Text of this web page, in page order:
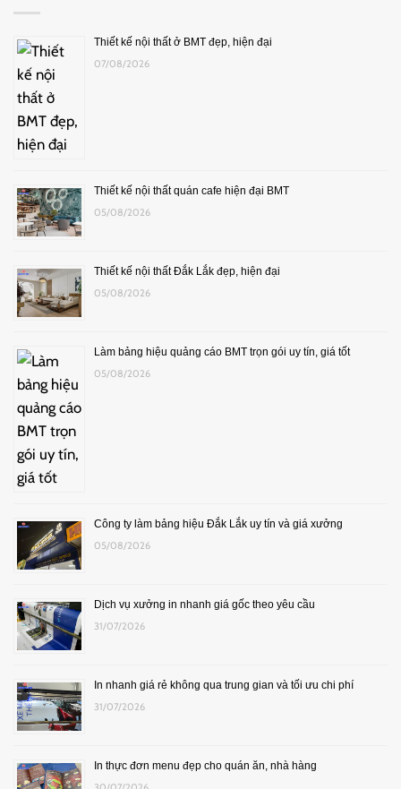
Thiết kế nội thất ở BMT đẹp, hiện đại
07/08/2026
Thiết kế nội thất quán cafe hiện đại BMT
05/08/2026
Thiết kế nội thất Đắk Lắk đẹp, hiện đại
05/08/2026
Làm bảng hiệu quảng cáo BMT trọn gói uy tín, giá tốt
05/08/2026
Công ty làm bảng hiệu Đắk Lắk uy tín và giá xưởng
05/08/2026
Dịch vụ xưởng in nhanh giá gốc theo yêu cầu
31/07/2026
In nhanh giá rẻ không qua trung gian và tối ưu chi phí
31/07/2026
In thực đơn menu đẹp cho quán ăn, nhà hàng